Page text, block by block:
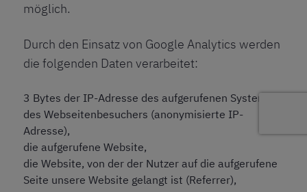
möglich.
Durch den Einsatz von Google Analytics werden
die folgenden Daten verarbeitet:
3 Bytes der IP-Adresse des aufgerufenen Systems
des Webseitenbesuchers (anonymisierte IP-
Adresse),
die aufgerufene Website,
die Website, von der der Nutzer auf die aufgerufene
Seite unsere Website gelangt ist (Referrer),